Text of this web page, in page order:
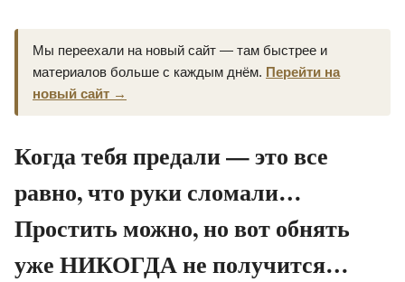
Мы переехали на новый сайт — там быстрее и
материалов больше с каждым днём. Перейти на
новый сайт →
Когда тебя предали — это все
равно, что руки сломали…
Простить можно, но вот обнять
уже НИКОГДА не получится…